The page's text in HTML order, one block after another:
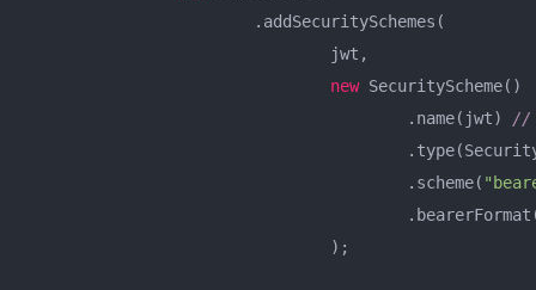
                        .addSecuritySchemes(
                                jwt,
new SecurityScheme()
                                        .name(jwt)
//
                                        .scheme(
                                );